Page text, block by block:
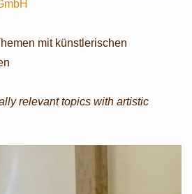
mit künstlerischen
relevant topics with artistic